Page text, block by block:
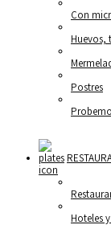
Con
Huevos,
Postres
Hoteles